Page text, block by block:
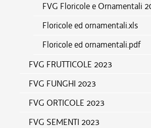
FVG Floricole e Ornamentali
Floricole ed ornamentali.xls
Floricole ed ornamentali.pdf
FVG FRUTTICOLE 2023
FVG FUNGHI 2023
FVG ORTICOLE 2023
FVG SEMENTI 2023